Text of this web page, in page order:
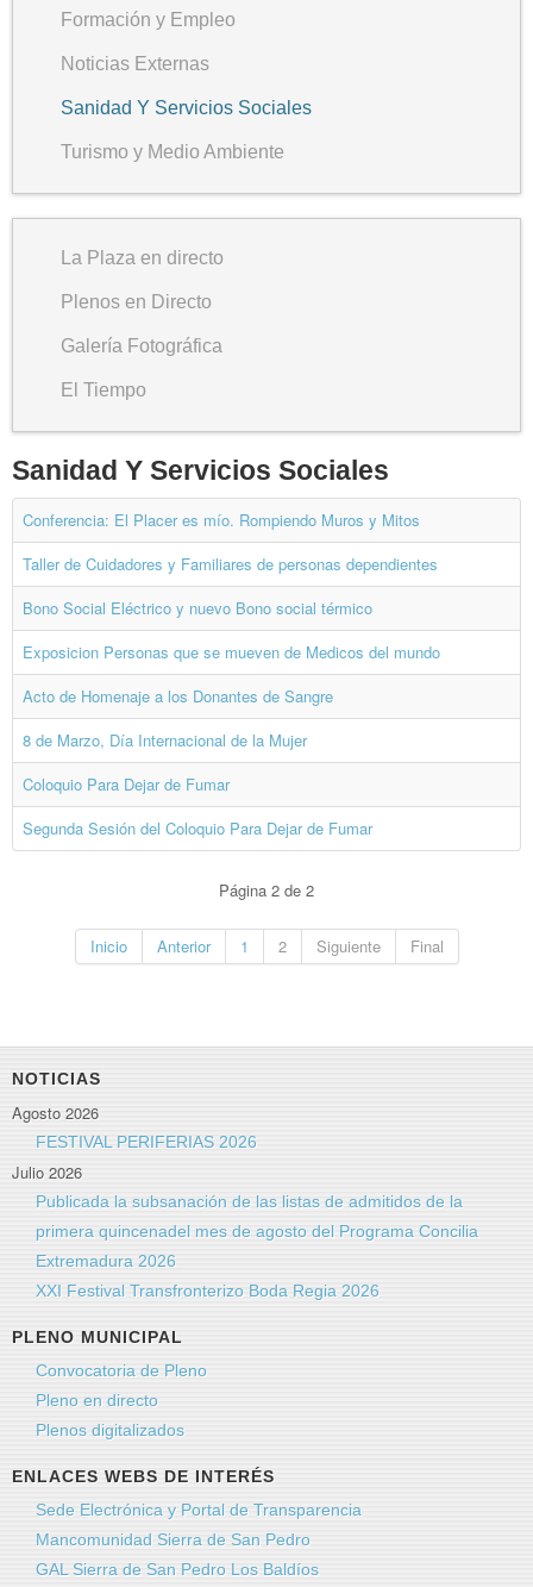
Formación y Empleo
Noticias Externas
Sanidad Y Servicios Sociales
Turismo y Medio Ambiente
La Plaza en directo
Plenos en Directo
Galería Fotográfica
El Tiempo
Sanidad Y Servicios Sociales
Conferencia: El Placer es mío. Rompiendo Muros y Mitos
Taller de Cuidadores y Familiares de personas dependientes
Bono Social Eléctrico y nuevo Bono social térmico
Exposicion Personas que se mueven de Medicos del mundo
Acto de Homenaje a los Donantes de Sangre
8 de Marzo, Día Internacional de la Mujer
Coloquio Para Dejar de Fumar
Segunda Sesión del Coloquio Para Dejar de Fumar
Página 2 de 2
Inicio Anterior 1 2 Siguiente Final
NOTICIAS
Agosto 2026
FESTIVAL PERIFERIAS 2026
Julio 2026
Publicada la subsanación de las listas de admitidos de la
primera quincenadel mes de agosto del Programa Concilia
Extremadura 2026
XXI Festival Transfronterizo Boda Regia 2026
PLENO MUNICIPAL
Convocatoria de Pleno
Pleno en directo
Plenos digitalizados
ENLACES WEBS DE INTERÉS
Sede Electrónica y Portal de Transparencia
Mancomunidad Sierra de San Pedro
GAL Sierra de San Pedro Los Baldíos